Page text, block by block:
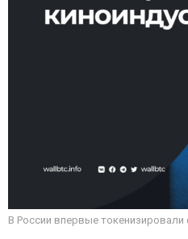
В России впервые